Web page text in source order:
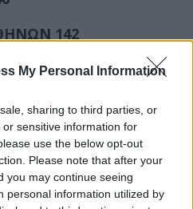
My Personal Information
sharing to third parties, or
sensitive information for
use the below opt-out
Please note that after your
you may continue seeing
personal information utilized by
142